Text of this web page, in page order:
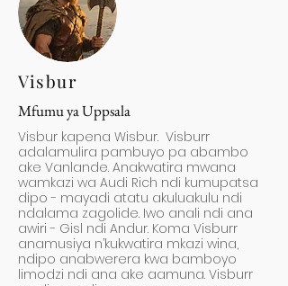
Visbur
Mfumu ya Uppsala
Visbur kapena Wisbur. Visburr
adalamulira pambuyo pa abambo
ake Vanlande. Anakwatira mwana
wamkazi wa Audi Rich ndi kumupatsa
dipo - mayadi atatu akuluakulu ndi
ndalama zagolide. Iwo anali ndi ana
awiri - Gisl ndi Andur. Koma Visburr
anamusiya n’kukwatira mkazi wina,
ndipo anabwerera kwa bamboyo
limodzi ndi ana ake aamuna. Visburr